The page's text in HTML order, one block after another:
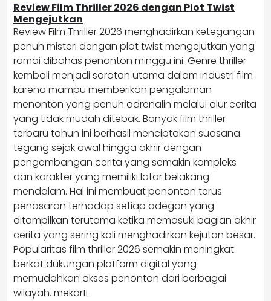
Review Film Thriller 2026 dengan Plot Twist
Mengejutkan
Review Film Thriller 2026 menghadirkan ketegangan
penuh misteri dengan plot twist mengejutkan yang
ramai dibahas penonton minggu ini. Genre thriller
kembali menjadi sorotan utama dalam industri film
karena mampu memberikan pengalaman
menonton yang penuh adrenalin melalui alur cerita
yang tidak mudah ditebak. Banyak film thriller
terbaru tahun ini berhasil menciptakan suasana
tegang sejak awal hingga akhir dengan
pengembangan cerita yang semakin kompleks
dan karakter yang memiliki latar belakang
mendalam. Hal ini membuat penonton terus
penasaran terhadap setiap adegan yang
ditampilkan terutama ketika memasuki bagian akhir
cerita yang sering kali menghadirkan kejutan besar.
Popularitas film thriller 2026 semakin meningkat
berkat dukungan platform digital yang
memudahkan akses penonton dari berbagai
wilayah. mekar11